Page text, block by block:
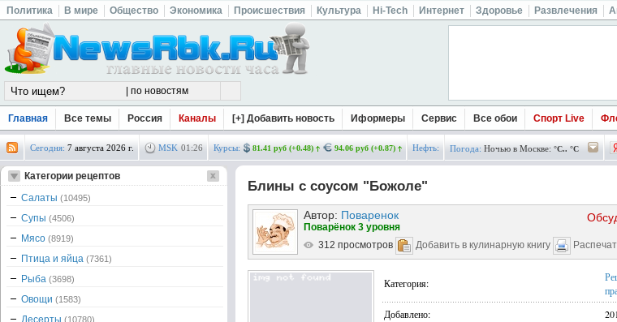
Политика В мире Общество Экономика Происшествия Культура Hi-Tech Интернет Здоровье Развлечения
Главная Все темы Россия Каналы [+] Добавить новость Иформеры Сервис Все обои Спорт Live
Сегодня: 7 августа 2026 г. MSK 01 :26 Курсы: 81.41 руб (+0.48) 94.06 руб (+0.87) Нефть: Погода: Ночью в Москве: °C.. °C
Блины с соусом "Божоле"
Автор: Поваренок
Поварёнок 3 уровня
312 просмотров
Добавить в кулинарную книгу
Категория:
Добавлено:
Категории рецептов
Салаты (10495)
Супы (4506)
Мясо (8919)
Птица и яйца (7361)
Рыба (3698)
Овощи (1583)
Десерты (10780)